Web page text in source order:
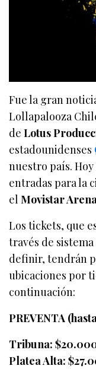
Fue la gran
Lollapalooza
deLotus
estadounidenses
nuestro país.
entradas para la
elMovistar
Los tickets, que
través de sistema
definir, tendrán
ubicaciones por
continuación:
PREVENTA
Tribuna:
Platea Alta: